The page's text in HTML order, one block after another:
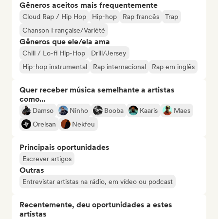
Gêneros aceitos mais frequentemente
Cloud Rap / Hip Hop Hip-hop Rap francês
Trap
Chanson Française/Variété
Gêneros que ele/ela ama
Chill / Lo-fi Hip-Hop
Drill/Jersey
Hip-hop instrumental
Rap internacional Rap em inglês
Quer receber música semelhante a artistas
como...
Damso Ninho Booba Kaaris
Maes
Orelsan
Nekfeu
Principais oportunidades
Escrever artigos
Outras
Entrevistar artistas na rádio, em vídeo ou podcast
Recentemente, deu oportunidades a estes
artistas